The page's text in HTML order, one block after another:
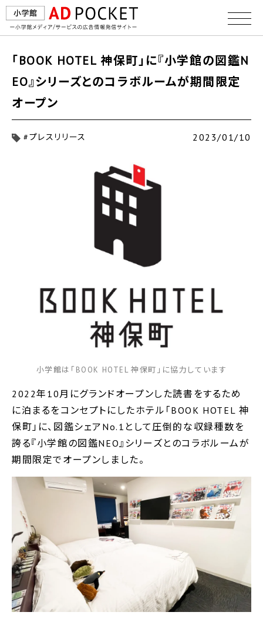
「BOOK HOTEL 神保町」に『小学館の図鑑N
EO』シリーズとのコラボルームが期間限定
オープン
#プレスリリース 2023/01/10
小学館は「BOOK HOTEL 神保町」に協力しています
2022年10月にグランドオープンした読書をするため
に泊まるをコンセプトにしたホテル「BOOK HOTEL 神
保町」に、図鑑シェアNo.1として圧倒的な収録種数を
誇る『小学館の図鑑NEO』シリーズとのコラボルームが
期間限定でオープンしました。